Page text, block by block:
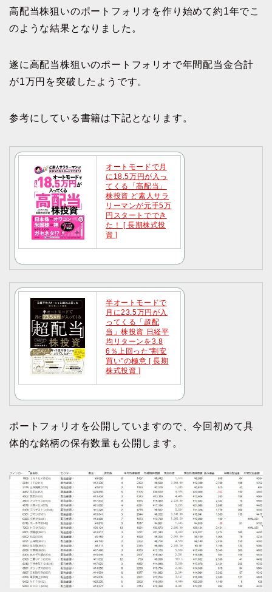
高配当株狙いのポートフォリオを作り始めて約1年でこ
のような結果となりました。
遂に高配当株狙いのポートフォリオで年間配当金合計
が1万円を突破したようです。
参考にしている書籍は下記となります。
オートモードで月
に18.5万円が入っ
てくる「高配当」
株投資 ど素人サラ
リーマンが元手5万
円スタートででき
た！ [ 長期株式投
資 ]
半オートモードで
月に23.5万円が入
ってくる「超配
当」株投資 日経平
均リターンを3.8
6％上回った“割安
買い”の極意 [ 長期
株式投資 ]
ポートフォリオを公開していますので、今回初めて具
体的な銘柄の保有数量も公開します。